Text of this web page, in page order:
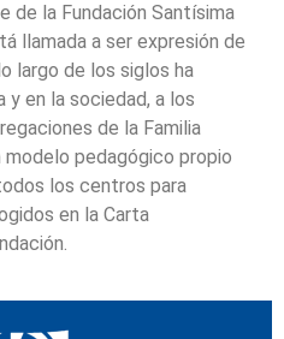
de la Fundación Santísima
llamada a ser expresión de
largo de los siglos ha
y en la sociedad, a los
de la Familia
modelo pedagógico propio
los centros para
en la Carta